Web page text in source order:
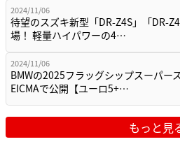
2024/11/06
待望のスズキ新型「DR-Z4S」「DR-
場！ 軽量ハイパワーの4…
2024/11/06
BMWの2025フラッグシップスーパー
EICMAで公開【ユーロ5+…
もっと見